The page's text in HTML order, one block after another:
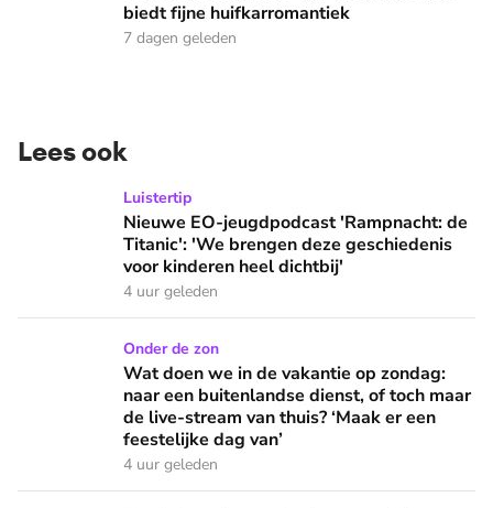
biedt fijne huifkarromantiek
7 dagen geleden
Lees ook
Nieuwe EO-jeugdpodcast 'Rampnacht: de Titanic': 'We
Luistertip
Nieuwe EO-jeugdpodcast 'Rampnacht: de
Titanic': 'We brengen deze geschiedenis
voor kinderen heel dichtbij'
4 uur geleden
Wat doen we in de vakantie op zondag: naar een
Onder de zon
Wat doen we in de vakantie op zondag:
naar een buitenlandse dienst, of toch maar
de live-stream van thuis? ‘Maak er een
feestelijke dag van’
4 uur geleden